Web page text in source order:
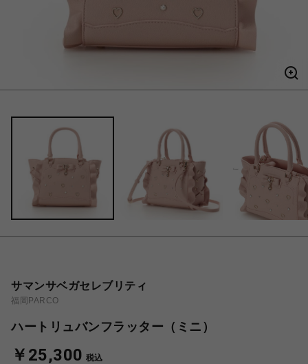
サマンサベガセレブリティ
福岡PARCO
ハートリュバンフラッター（ミニ）
￥25,300 税込